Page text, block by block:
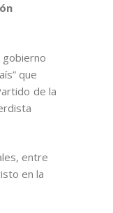
gobierno
que
de la
entre
en la